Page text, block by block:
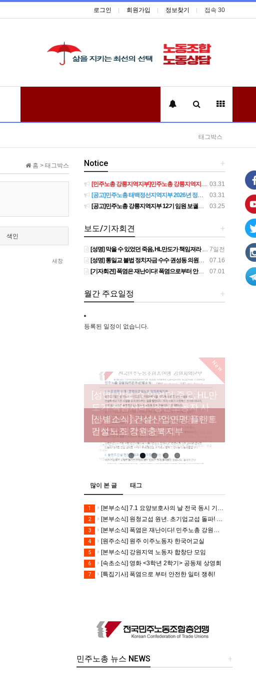
로그인 회원가입 정보찾기 접속 30
태그박스
홈 > 태그박스
색인
새창
+
Notice
03.31
[민주노총 강릉지역지부]민주노총 강릉지역지부 제12기 임원 보궐선거결과 공고
03.31
[공고]민주노총 태백정선지역지부 2026년 정기 대의원대회 재소집 건
03.25
[공고]민주노총 강릉지역지부 12기 임원 보궐선거 후보자 확정 공고
+
보도/기자회견
7일전
[성명] 막을 수 있었던 죽음, HL만도가 책임져라 : 청년노동자 사망사고의 철저한 진상규명과 재발방지 대책 마련하라
07.16
[성명] 통일교 불법 정치자금 수수 권성동 의원직 상실, 사필귀정이다
07.01
[기자회견] 폭염은 재난이다! 폭염으로부터 안전한 일터를 위한 민주노총 강원지역본부 폭염감시단 선포 기자회견
+
월간 주요일정
등록된 일정이 없습니다.
New
[성명] 막을 수 있었던 죽음, HL만
도가 책임져라 : 청년노동자 사
망사고의 철저한 진상규명과 재
발방지 대책 마련하라
[산별소식] 건설산업연맹 플랜트
건설노조 강원충북지부
[강릉,속초,원주,춘천] 폭염감시
단 사업 이모저모
[조합원☆인터뷰] 서비스연맹 전
국학교비정규직노동조합 강원
지부 김유미 춘천지회장
[본부소식] 강원지역 노동자 합
창단 모임
많이 본 글 태그
1 [본부소식] 7.1 요양보호사의 날 전국 동시 기자회견
2 [본부소식] 원청교섭 원년. 초기업교섭 돌파! 모든 노동자의 노동기본권 쟁취! 민주노총 7.15 총파업대회
3 [본부소식] 폭염은 재난이다! 민주노총 강원지역본부 폭염감시단 선포 기자회견
4 [원주소식] 원주 이주노동자 한국어교실
5 [본부소식] 강원지역 노동자 합창단 모임
6 [속초소식] 영화 <3학년 2학기> 공동체 상영회
7 [특집기사] 폭염으로 부터 안전한 일터 쟁취!
+
민주노총 뉴스 NEWS